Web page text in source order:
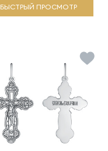
БЫСТРЫЙ ПРОСМОТР